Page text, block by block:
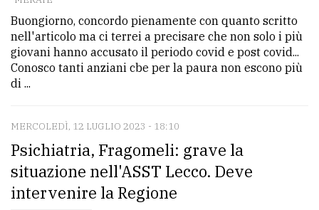
Per
la
tua
pubblicità
CERCA
Cerca
per
comune
Buongiorno, concordo pienamente con quanto scritto
nell'articolo ma ci terrei a precisare che non solo i più
giovani hanno accusato il periodo covid e post covid...
Conosco tanti anziani cbe per la paura non escono più
di ...
MERCOLEDÌ, 12 LUGLIO 2023 - 18:10
Psichiatria, Fragomeli: grave la
situazione nell'ASST Lecco. Deve
intervenire la Regione